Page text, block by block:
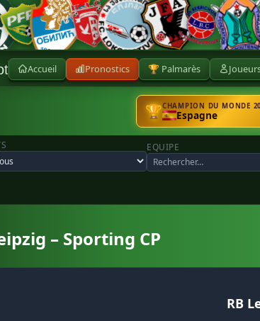
Accueil Pronostics 🏆 Palmarès
🏆CHAMPION DU MONDE
Espagne
EQUIPE
– Sporting CP
RB